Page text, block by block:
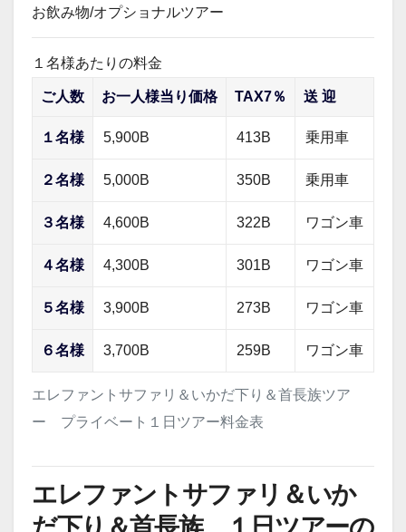
お飲み物/オプショナルツアー
１名様あたりの料金
エレファントサファリ＆いかだ下り＆首長族ツア
ー プライベート１日ツアー料金表
ご人数 お一人様当り価格 TAX7％ 送 迎
１名様 5,900B 413B 乗用車
２名様 5,000B 350B 乗用車
３名様 4,600B 322B ワゴン車
４名様 4,300B 301B ワゴン車
５名様 3,900B 273B ワゴン車
６名様 3,700B 259B ワゴン車
エレファントサファリ＆いか